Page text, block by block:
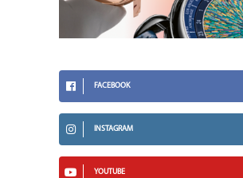
FACEBOOK
INSTAGRAM
YOUTUBE